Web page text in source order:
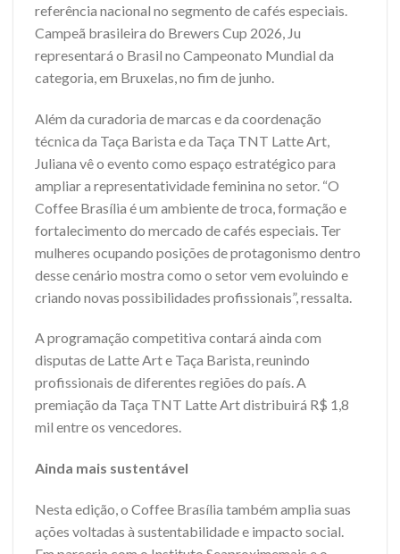
referência nacional no segmento de cafés especiais.
Campeã brasileira do Brewers Cup 2026, Ju
representará o Brasil no Campeonato Mundial da
categoria, em Bruxelas, no fim de junho.
Além da curadoria de marcas e da coordenação
técnica da Taça Barista e da Taça TNT Latte Art,
Juliana vê o evento como espaço estratégico para
ampliar a representatividade feminina no setor. “O
Coffee Brasília é um ambiente de troca, formação e
fortalecimento do mercado de cafés especiais. Ter
mulheres ocupando posições de protagonismo dentro
desse cenário mostra como o setor vem evoluindo e
criando novas possibilidades profissionais”, ressalta.
A programação competitiva contará ainda com
disputas de Latte Art e Taça Barista, reunindo
profissionais de diferentes regiões do país. A
premiação da Taça TNT Latte Art distribuirá R$ 1,8
mil entre os vencedores.
Ainda mais sustentável
Nesta edição, o Coffee Brasília também amplia suas
ações voltadas à sustentabilidade e impacto social.